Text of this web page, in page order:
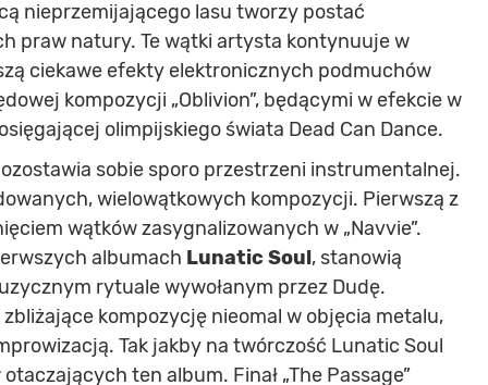
nieprzemijającego lasu tworzy postać
praw natury. Te wątki artysta kontynuuje w
ciekawe efekty elektronicznych podmuchów
kompozycji „Oblivion”, będącymi w efekcie w
olimpijskiego świata Dead Can Dance.
sobie sporo przestrzeni instrumentalnej.
wielowątkowych kompozycji. Pierwszą z
wątków zasygnalizowanych w „Navvie”.
albumach Lunatic Soul, stanowią
rytuale wywołanym przez Dudę.
zbliżające kompozycję nieomal w objęcia metalu,
Tak jakby na twórczość Lunatic Soul
ten album. Finał „The Passage”